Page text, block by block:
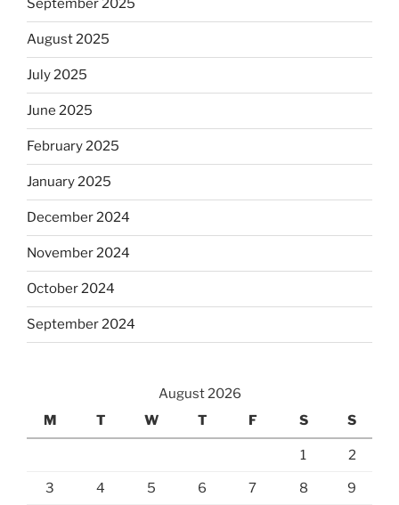
September 2025
August 2025
July 2025
June 2025
February 2025
January 2025
December 2024
November 2024
October 2024
September 2024
August 2026
M
T W T F S S
1 2
3 4 5 6 7 8 9